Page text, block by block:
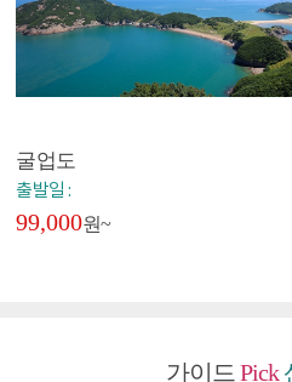
굴업도
출발일 :
99,000원~
가이드Pick